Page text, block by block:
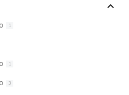
1
1
3